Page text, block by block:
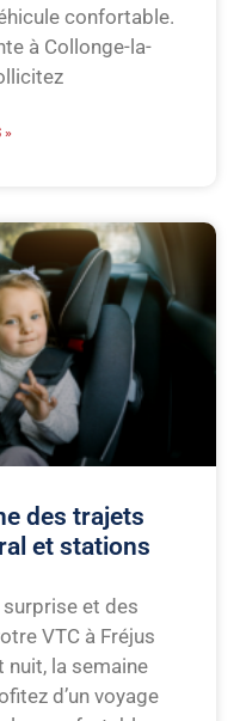
confortable.
à Collonge-la-
»
des trajets
et stations
et des
VTC à Fréjus
la semaine
d’un voyage